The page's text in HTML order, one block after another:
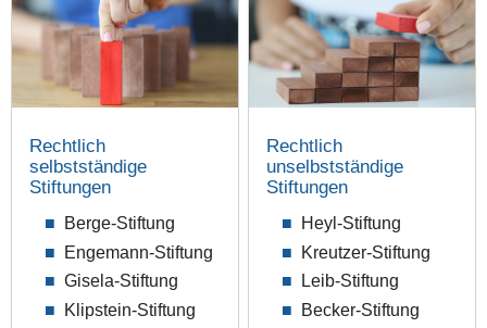
Rechtlich
selbstständige
Stiftungen
Berge-Stiftung
Engemann-Stiftung
Gisela-Stiftung
Klipstein-Stiftung
Rechtlich
unselbstständige
Stiftungen
Heyl-Stiftung
Kreutzer-Stiftung
Leib-Stiftung
Becker-Stiftung